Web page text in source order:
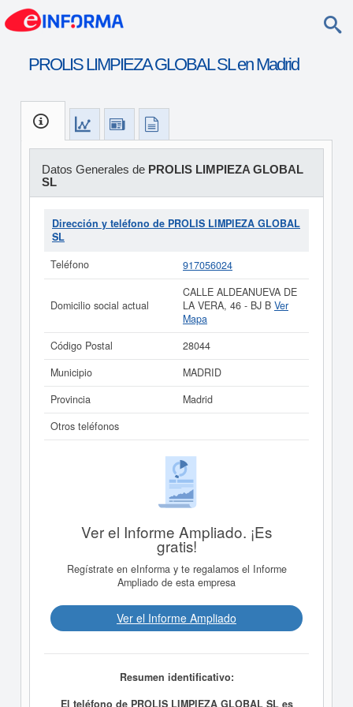
PROLIS LIMPIEZA GLOBAL SL en Madrid
Datos Generales de PROLIS LIMPIEZA GLOBAL
SL
Dirección y teléfono de PROLIS LIMPIEZA GLOBAL
SL
Teléfono
917056024
Domicilio social actual
CALLE ALDEANUEVA DE
LA VERA, 46 - BJ B Ver
Mapa
Código Postal
28044
Municipio
MADRID
Provincia
Madrid
Otros teléfonos
Ver el Informe Ampliado. ¡Es
gratis!
Regístrate en eInforma y te regalamos el Informe
Ampliado de esta empresa
Ver el Informe Ampliado
Resumen identificativo:
El teléfono de PROLIS LIMPIEZA GLOBAL SL es